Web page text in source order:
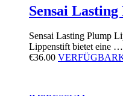
Sensai
Sensai Lasting Plump
Lippenstift bietet eine …
€36.00